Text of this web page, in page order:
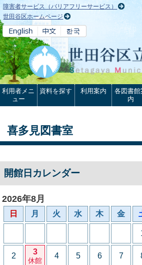
本文へ
障害者サービス（バリアフリーサービス）
世田谷区ホームページ
利用者メニ
ュー
資料を探す 利用案内
各図書館
内
喜多見図書室
開館日カレンダー
2026年8月
日 月 火 水 木 金
2 3
休館
4 5 6 7